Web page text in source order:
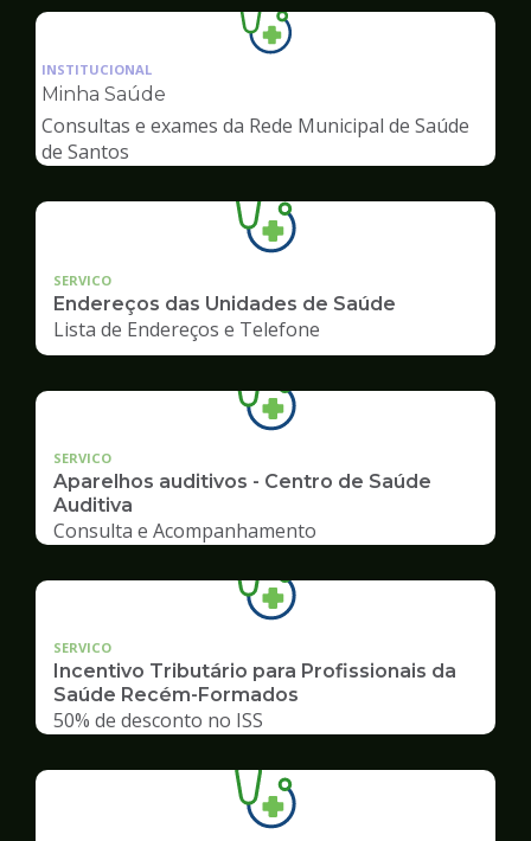
Ilustração
da
de
Saúde
INSTITUCIONAL
Minha Saúde
Consultas e exames da Rede Municipal de Saúde
de Santos
SERVICO
Endereços das Unidades de Saúde
Lista de Endereços e Telefone
SERVICO
Aparelhos auditivos - Centro de Saúde
Auditiva
Consulta e Acompanhamento
SERVICO
Incentivo Tributário para Profissionais da
Saúde Recém-Formados
50% de desconto no ISS